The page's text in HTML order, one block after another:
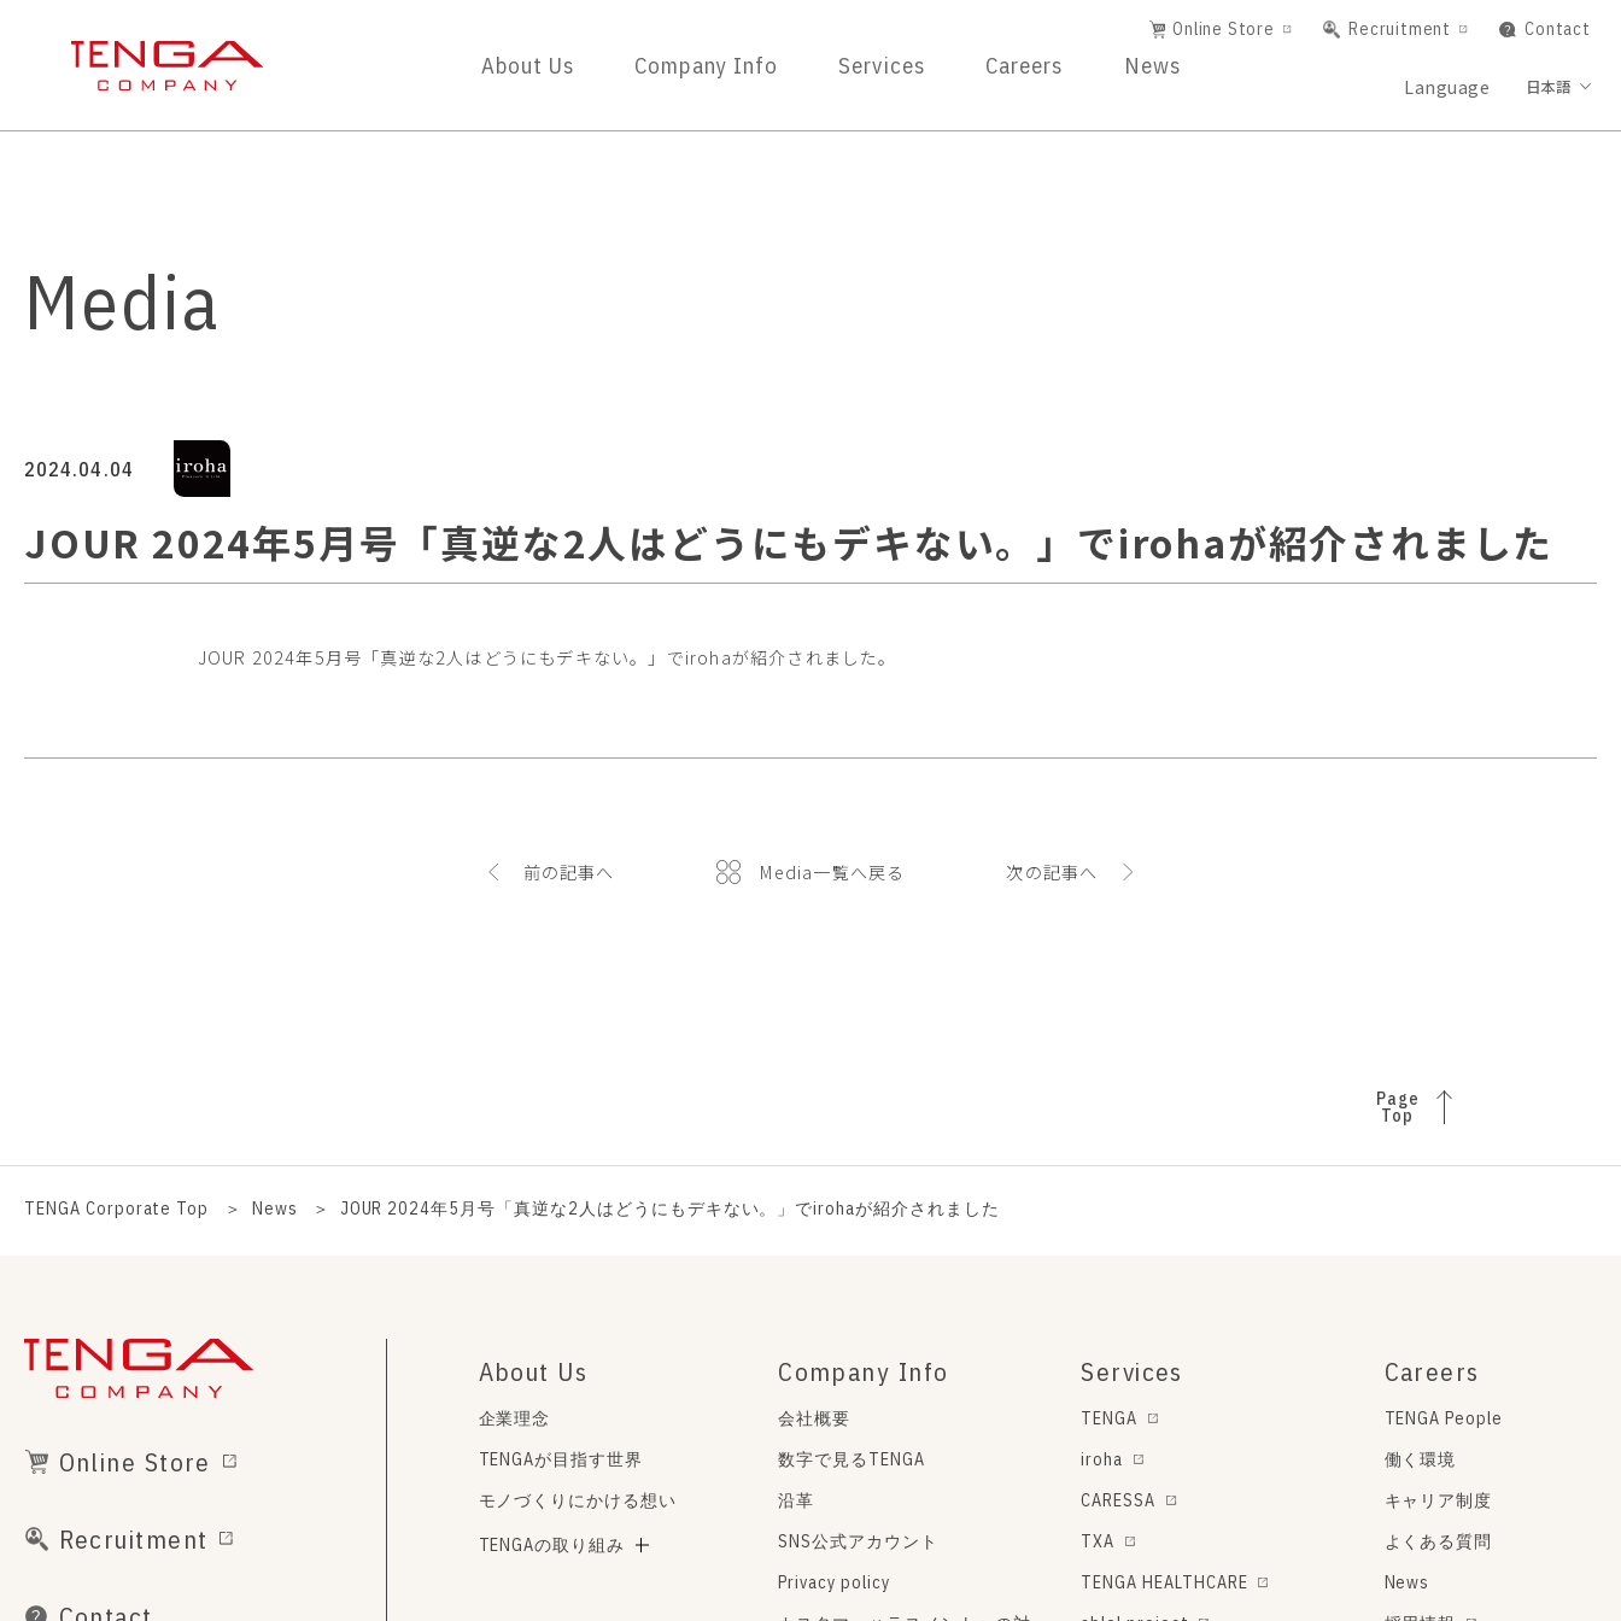
About Us Company Info Services Careers News
Online Store Recruitment Contact
Language 日本語
Media
2024.04.04
JOUR 2024年5月号「真逆な2人はどうにもデキない。」でirohaが紹介されました
JOUR 2024年5月号「真逆な2人はどうにもデキない。」でirohaが紹介されました。
前の記事へ Media一覧へ戻る 次の記事へ
Page
Top
TENGA Corporate Top News JOUR 2024年5月号「真逆な2人はどうにもデキない。」でirohaが紹介されました
Online Store
Recruitment
About Us
企業理念
TENGAが目指す世界
モノづくりにかける想い
TENGAの取り組み
Company Info
会社概要
数字で見るTENGA
沿革
SNS公式アカウント
Privacy policy
Services
TENGA
iroha
CARESSA
TXA
TENGA HEALTHCARE
Careers
TENGA People
働く環境
キャリア制度
よくある質問
News